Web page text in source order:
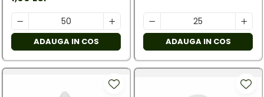
(regletă rapidă)
ADAUGA IN COS ADAUGA IN COS